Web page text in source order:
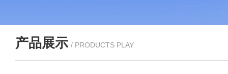
产品展示 / PRODUCTS PLAY